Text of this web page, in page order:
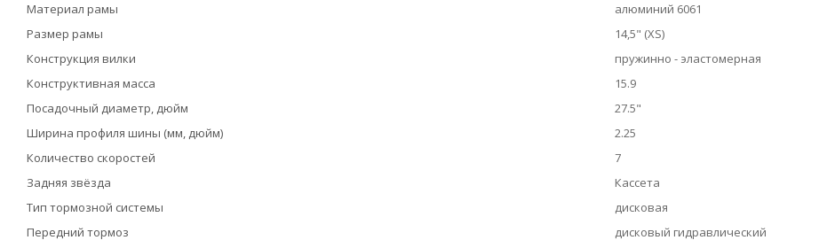
Материал рамы
алюминий 6061
Размер рамы
14,5" (XS)
Конструкция вилки
пружинно - эластомерная
Конструктивная масса
15.9
Посадочный диаметр, дюйм
27.5"
Ширина профиля шины (мм, дюйм)
2.25
Количество скоростей
7
Задняя звёзда
Кассета
Тип тормозной системы
дисковая
Передний тормоз
дисковый гидравлический